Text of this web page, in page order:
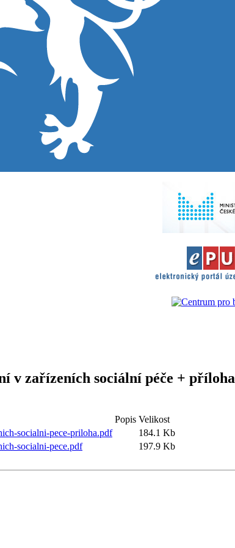
v zařízeních sociální péče + příloha
Popis Velikost
socialni-pece-priloha.pdf
184.1 Kb
socialni-pece.pdf
197.9 Kb